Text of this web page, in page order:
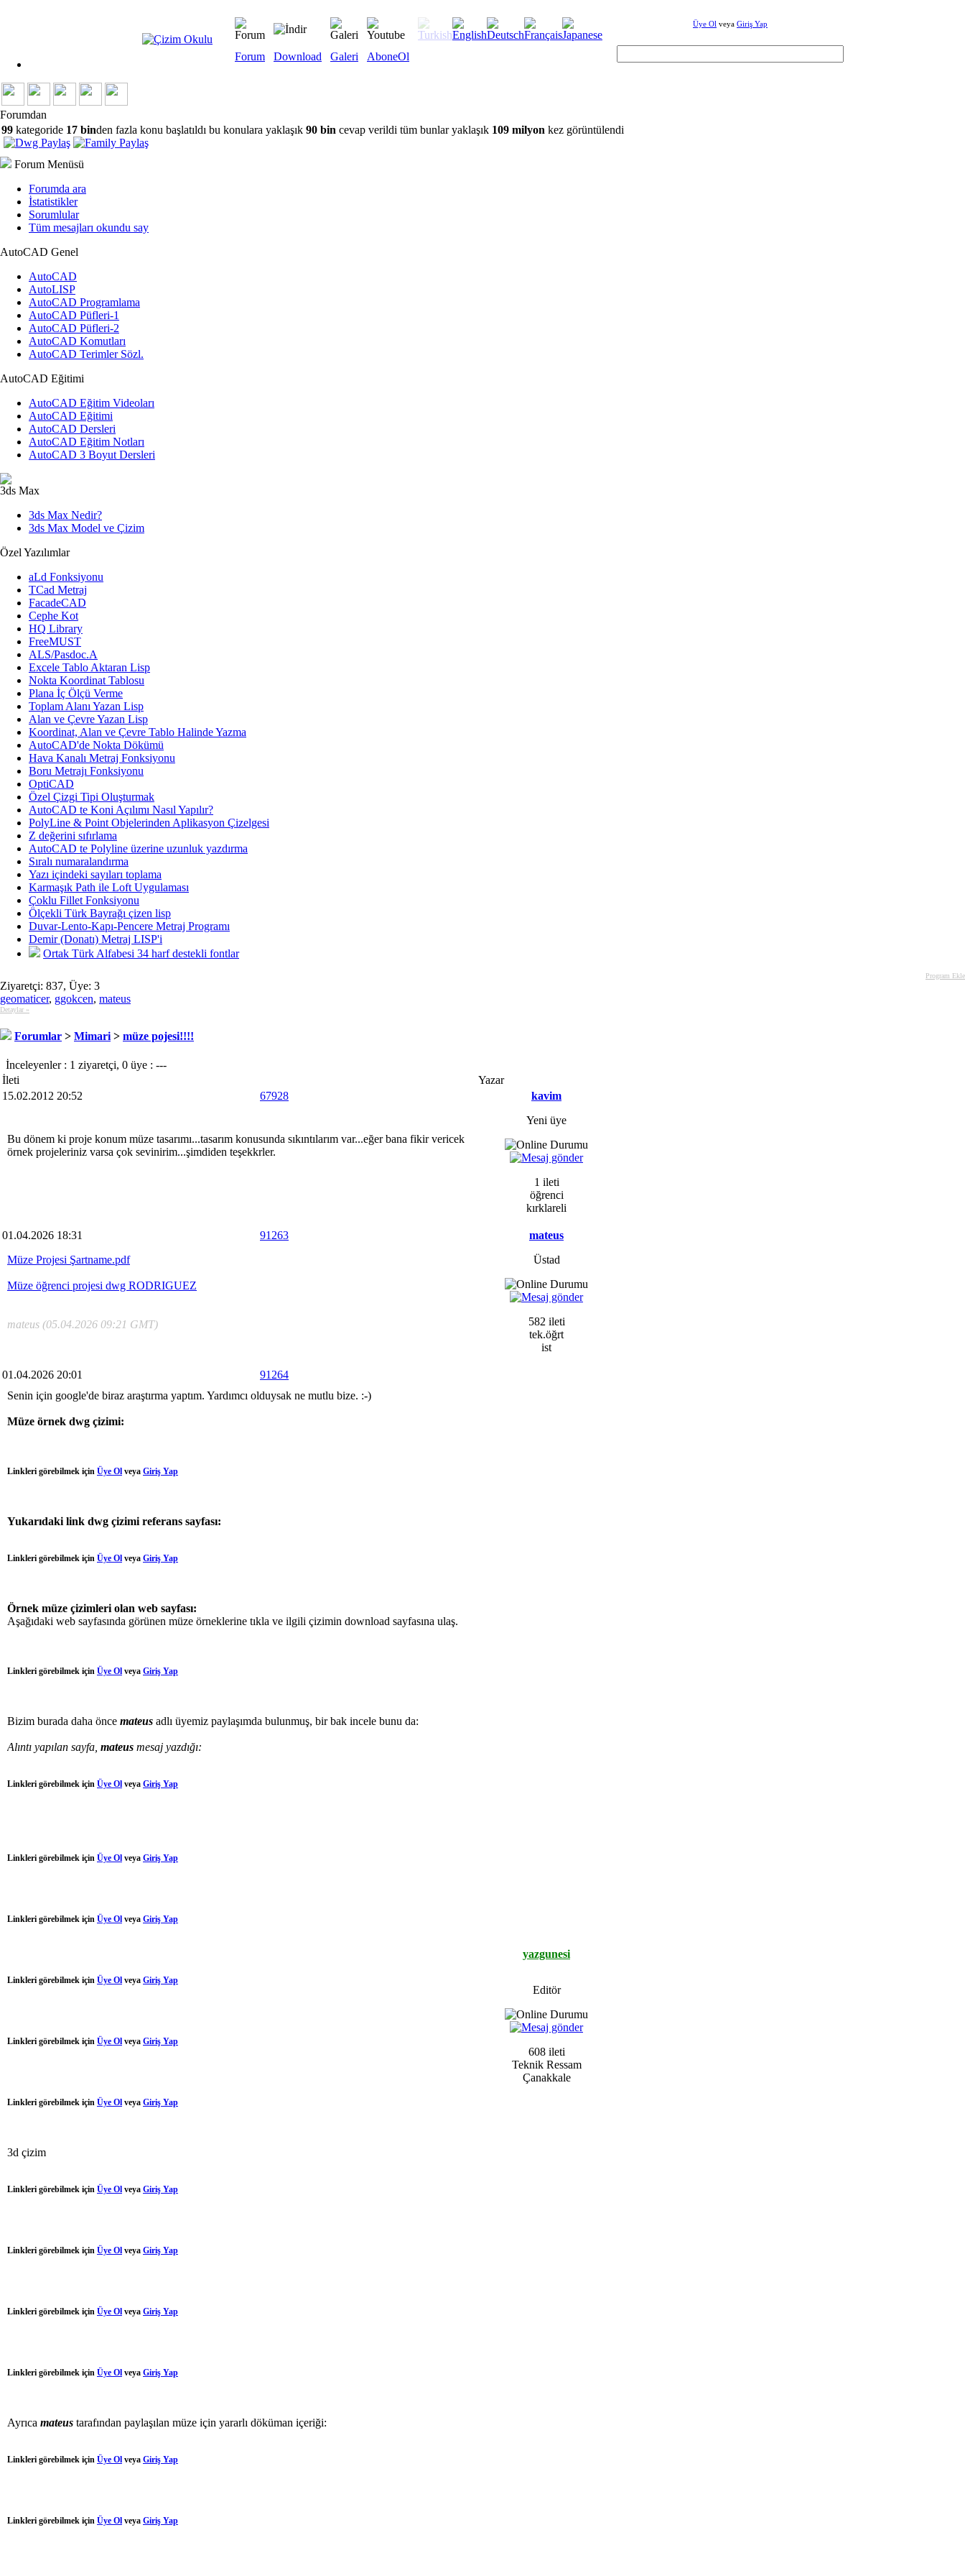
Forum Download Galeri AboneOl
Üye Ol veya Giriş Yap
Forumdan
99 kategoride 17 binden fazla konu başlatıldı bu konulara yaklaşık 90 bin cevap verildi tüm bunlar yaklaşık 109 milyon kez görüntülendi
Forum Menüsü
Forumda ara
İstatistikler
Sorumlular
Tüm mesajları okundu say
AutoCAD Genel
AutoCAD
AutoLISP
AutoCAD Programlama
AutoCAD Püfleri-1
AutoCAD Püfleri-2
AutoCAD Komutları
AutoCAD Terimler Sözl.
AutoCAD Eğitimi
AutoCAD Eğitim Videoları
AutoCAD Eğitimi
AutoCAD Dersleri
AutoCAD Eğitim Notları
AutoCAD 3 Boyut Dersleri
3ds Max
3ds Max Nedir?
3ds Max Model ve Çizim
Özel Yazılımlar
aLd Fonksiyonu
TCad Metraj
FacadeCAD
Cephe Kot
HQ Library
FreeMUST
ALS/Pasdoc.A
Excele Tablo Aktaran Lisp
Nokta Koordinat Tablosu
Plana İç Ölçü Verme
Toplam Alanı Yazan Lisp
Alan ve Çevre Yazan Lisp
Koordinat, Alan ve Çevre Tablo Halinde Yazma
AutoCAD'de Nokta Dökümü
Hava Kanalı Metraj Fonksiyonu
Boru Metrajı Fonksiyonu
OptiCAD
Özel Çizgi Tipi Oluşturmak
AutoCAD te Koni Açılımı Nasıl Yapılır?
PolyLine & Point Objelerinden Aplikasyon Çizelgesi
Z değerini sıfırlama
AutoCAD te Polyline üzerine uzunluk yazdırma
Sıralı numaralandırma
Yazı içindeki sayıları toplama
Karmaşık Path ile Loft Uygulaması
Çoklu Fillet Fonksiyonu
Ölçekli Türk Bayrağı çizen lisp
Duvar-Lento-Kapı-Pencere Metraj Programı
Demir (Donatı) Metraj LISP'i
Ortak Türk Alfabesi 34 harf destekli fontlar
Program Ekle
Ziyaretçi: 837, Üye: 3
geomaticer, ggokcen, mateus
Detaylar »
Forumlar > Mimari > müze pojesi!!!!
İnceleyenler : 1 ziyaretçi, 0 üye : ---
İleti
Yazar
15.02.2012 20:52
67928
kavim
Yeni üye
1 ileti
öğrenci
kırklareli
Bu dönem ki proje konum müze tasarımı...tasarım konusunda sıkıntılarım var...eğer bana fikir vericek
örnek projeleriniz varsa çok sevinirim...şimdiden teşekkrler.
01.04.2026 18:31 91263
mateus
Üstad
582 ileti
tek.öğrt
ist
Müze Projesi Şartname.pdf
Müze öğrenci projesi dwg RODRIGUEZ
mateus (05.04.2026 09:21 GMT)
01.04.2026 20:01 91264
yazgunesi
Editör
608 ileti
Teknik Ressam
Çanakkale
Senin için google'de biraz araştırma yaptım. Yardımcı olduysak ne mutlu bize. :-)
Müze örnek dwg çizimi:
Linkleri görebilmek için Üye Ol veya Giriş Yap
Yukarıdaki link dwg çizimi referans sayfası:
Linkleri görebilmek için Üye Ol veya Giriş Yap
Örnek müze çizimleri olan web sayfası:
Aşağıdaki web sayfasında görünen müze örneklerine tıkla ve ilgili çizimin download sayfasına ulaş.
Linkleri görebilmek için Üye Ol veya Giriş Yap
Bizim burada daha önce mateus adlı üyemiz paylaşımda bulunmuş, bir bak incele bunu da:
Alıntı yapılan sayfa, mateus mesaj yazdığı:
Linkleri görebilmek için Üye Ol veya Giriş Yap
Linkleri görebilmek için Üye Ol veya Giriş Yap
Linkleri görebilmek için Üye Ol veya Giriş Yap
Linkleri görebilmek için Üye Ol veya Giriş Yap
Linkleri görebilmek için Üye Ol veya Giriş Yap
Linkleri görebilmek için Üye Ol veya Giriş Yap
3d çizim
Linkleri görebilmek için Üye Ol veya Giriş Yap
Linkleri görebilmek için Üye Ol veya Giriş Yap
Linkleri görebilmek için Üye Ol veya Giriş Yap
Linkleri görebilmek için Üye Ol veya Giriş Yap
Ayrıca mateus tarafından paylaşılan müze için yararlı döküman içeriği:
Linkleri görebilmek için Üye Ol veya Giriş Yap
Linkleri görebilmek için Üye Ol veya Giriş Yap